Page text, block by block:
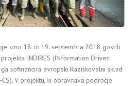
smo 18. in 19. septembra 2018 gostili
INDIRES (INformation Driven
sofinancira evropski Raziskovalni sklad
V projektu, ki obravnava področje